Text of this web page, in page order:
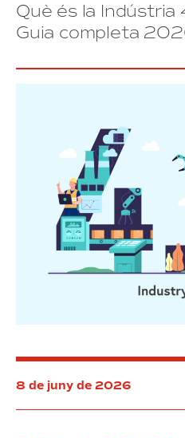
Què és la Indústria
Guia completa
8 de juny de 2026
2026